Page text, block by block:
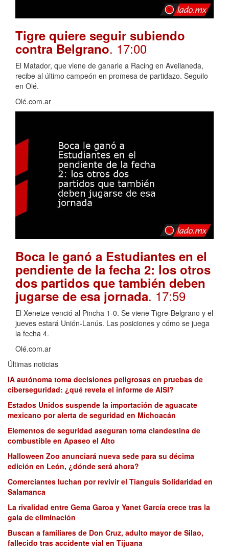
Tigre quiere seguir subiendo
contra Belgrano. 17:00
El Matador, que viene de ganarle a Racing en Avellaneda,
recibe al último campeón en promesa de partidazo. Seguilo
en Olé.
Olé.com.ar
Boca le ganó a Estudiantes en el
pendiente de la fecha 2: los otros
dos partidos que también deben
jugarse de esa jornada. 17:59
El Xeneize venció al Pincha 1-0. Se viene Tigre-Belgrano y el
jueves estará Unión-Lanús. Las posiciones y cómo se juega
la fecha 4.
Olé.com.ar
Últimas noticias
IA autónoma toma decisiones peligrosas en pruebas de
ciberseguridad: ¿qué revela el informe de AISI?
Estados Unidos suspende la importación de aguacate
mexicano por alerta de seguridad en Michoacán
Elementos de seguridad aseguran toma clandestina de
combustible en Apaseo el Alto
Halloween Zoo anunciará nueva sede para su décima
edición en León, ¿dónde será ahora?
Comerciantes luchan por revivir el Tianguis Solidaridad en
Salamanca
La rivalidad entre Gema Garoa y Yanet García crece tras la
gala de eliminación
Buscan a familiares de Don Cruz, adulto mayor de Silao,
fallecido tras accidente vial en Tijuana